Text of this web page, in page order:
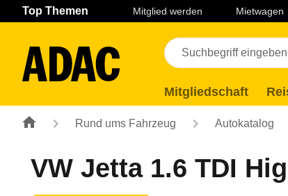
Navigation Seiteninhalt Fußzeile
Top Themen Mitglied werden Mietwagen
Mitgliedschaft
Rund ums Fahrzeug Autokatalog
VW Jetta 1.6 TDI